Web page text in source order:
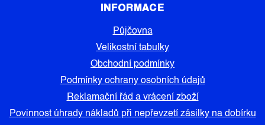
INFORMACE
Půjčovna
Velikostní tabulky
Obchodní podmínky
Podmínky ochrany osobních údajů
Reklamační řád a vrácení zboží
Povinnost úhrady nákladů při nepřevzetí zásilky na dobírku